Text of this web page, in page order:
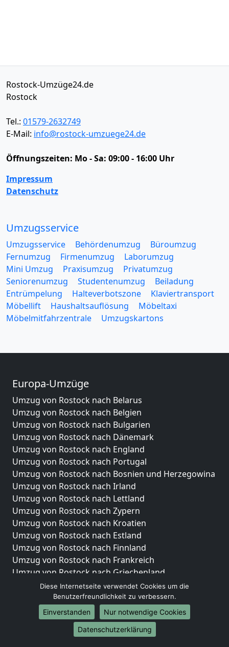
Rostock-Umzüge24.de
Rostock
Tel.: 01579-2632749
E-Mail: info@rostock-umzuege24.de
Öffnungszeiten: Mo - Sa: 09:00 - 16:00 Uhr
Impressum
Datenschutz
Umzugsservice
Umzugsservice Behördenumzug
Büroumzug
Fernumzug
Firmenumzug
Laborumzug
Mini Umzug
Praxisumzug
Privatumzug
Seniorenumzug
Studentenumzug
Beiladung
Entrümpelung
Halteverbotszone
Klaviertransport
Möbellift
Haushaltsauflösung
Möbeltaxi
Möbelmitfahrzentrale
Umzugskartons
Europa-Umzüge
Umzug von Rostock nach Belarus
Umzug von Rostock nach Belgien
Umzug von Rostock nach Bulgarien
Umzug von Rostock nach Dänemark
Umzug von Rostock nach England
Umzug von Rostock nach Portugal
Umzug von Rostock nach Bosnien und Herzegowina
Umzug von Rostock nach Irland
Umzug von Rostock nach Lettland
Umzug von Rostock nach Zypern
Umzug von Rostock nach Kroatien
Umzug von Rostock nach Estland
Umzug von Rostock nach Finnland
Umzug von Rostock nach Frankreich
Umzug von Rostock nach Griechenland
Umzug von Rostock nach Italien
Umzug von Rostock nach Liechtenstein
Umzug von Rostock nach Luxemburg
Umzug von Rostock nach Niederlande
Umzug von Rostock nach Norwegen
Diese Internetseite verwendet Cookies um die
Benutzerfreundlichkeit zu verbessern.
Einverstanden
Nur notwendige Cookies
Datenschutzerklärung